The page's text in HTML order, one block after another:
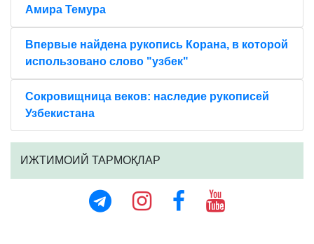
Амира Темура
Впервые найдена рукопись Корана, в которой
использовано слово "узбек"
Сокровищница веков: наследие рукописей
Узбекистана
ИЖТИМОИЙ ТАРМОҚЛАР